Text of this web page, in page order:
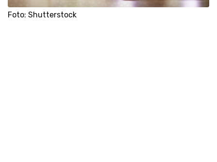
Foto: Shutterstock